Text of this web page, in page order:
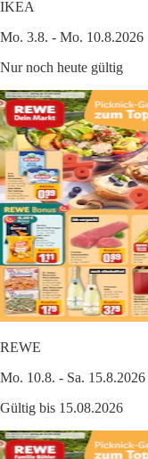
IKEA
Mo. 3.8. - Mo. 10.8.2026
Nur noch heute gültig
REWE
Mo. 10.8. - Sa. 15.8.2026
Gültig bis 15.08.2026